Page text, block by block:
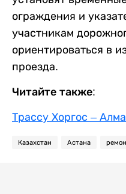
ограждения и
участникам
ориентироваться в
проезда.
Читайте также:
Трассу Хоргос –
Казахстан Астана